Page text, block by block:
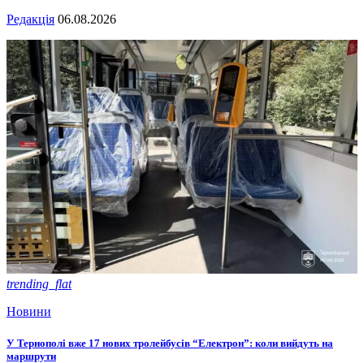
Редакція 06.08.2026
trending_flat
Новини
У Тернополі вже 17 нових тролейбусів “Електрон”: коли вийдуть на
маршрути